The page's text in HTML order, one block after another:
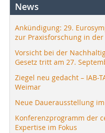
News
Ankündigung: 29.
zur Praxisforschung in
Vorsicht bei der
Gesetz tritt am 27.
Ziegel neu gedacht – IAB-
Weimar
Neue Dauerausstellung
Konferenzprogramm der
Expertise im Fokus